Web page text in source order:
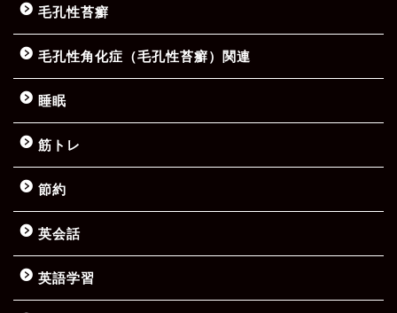
毛孔性苔癬
毛孔性角化症（毛孔性苔癬）関連
睡眠
筋トレ
節約
英会話
英語学習